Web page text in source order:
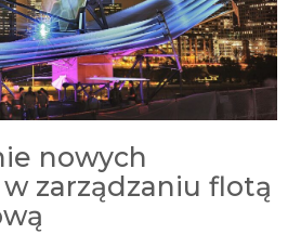
nowych
zarządzaniu flotą